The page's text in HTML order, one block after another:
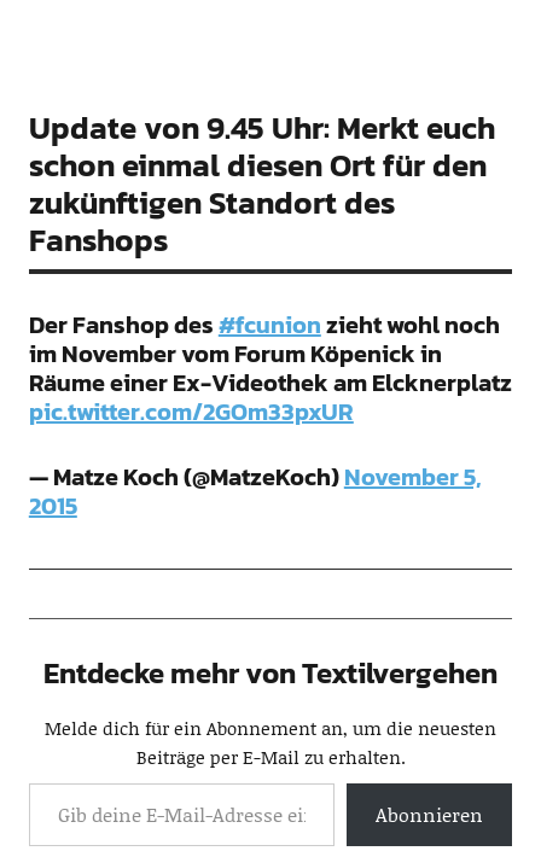
Update von 9.45 Uhr: Merkt euch
schon einmal diesen Ort für den
zukünftigen Standort des
Fanshops
Der Fanshop des#fcunionzieht wohl noch
im November vom Forum Köpenick in
Räume einer Ex-Videothek am Elcknerplatz
pic.twitter.com/2GOm33pxUR
— Matze Koch (@MatzeKoch)November 5,
2015
Entdecke mehr von Textilvergehen
Melde dich für ein Abonnement an, um die neuesten
Beiträge per E-Mail zu erhalten.
Abonnieren